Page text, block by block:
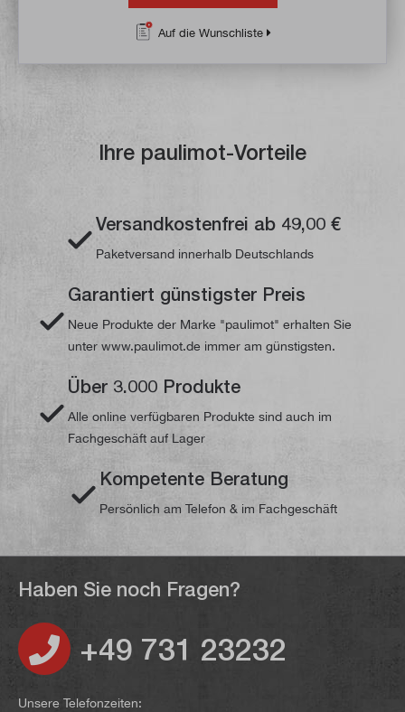
Auf die Wunschliste
Ihre paulimot-Vorteile
Versandkostenfrei ab 49,00 €
Paketversand innerhalb Deutschlands
Garantiert günstigster Preis
Neue Produkte der Marke "paulimot" erhalten Sie
unter www.paulimot.de immer am günstigsten.
Über 3.000 Produkte
Alle online verfügbaren Produkte sind auch im
Fachgeschäft auf Lager
Kompetente Beratung
Persönlich am Telefon & im Fachgeschäft
Haben Sie noch Fragen?
+49 731 23232
Unsere Telefonzeiten: